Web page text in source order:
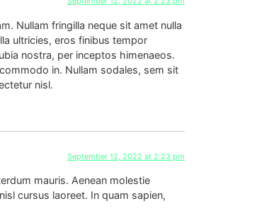
Nullam fringilla neque sit amet nulla
ultricies, eros finibus tempor
nostra, per inceptos himenaeos.
in. Nullam sodales, sem sit
nisl.
September 12, 2022 at 2:23 pm
mauris. Aenean molestie
cursus laoreet. In quam sapien,